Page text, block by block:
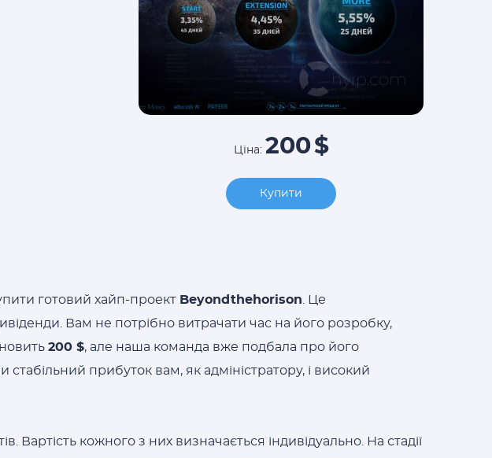
Ціна: 200$
Купити
готовий хайп-проект Beyondthehorison . Це
Вам не потрібно витрачати час на його розробку,
200 $, але наша команда вже подбала про його
прибуток вам, як адміністратору, і високий
кожного з них визначається індивідуально. На стадії